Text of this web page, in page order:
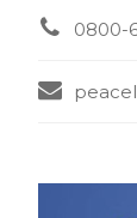
0800-